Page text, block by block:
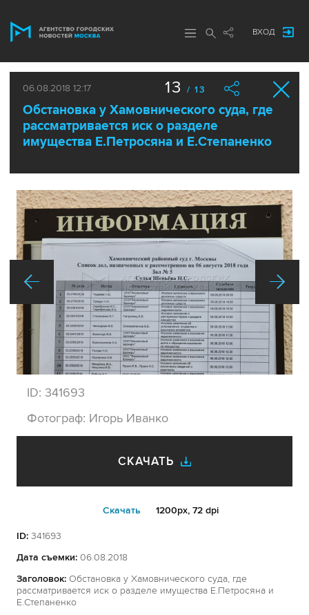
ВХОД
06.08.2018 12:17
Обстановка у Хамовнического суда, где
рассматривается иск о разделе
имущества Е.Петросяна и Е.Степаненко
13 / 13
ID: 341693
Фотограф: Игорь Иванко
СКАЧАТЬ
Cкачать 1200px, 72 dpi
ID: 341693
Дата съемки: 06.08.2018
Заголовок: Обстановка у Хамовнического суда, где
рассматривается иск о разделе имущества Е.Петросяна и
Е.Степаненко